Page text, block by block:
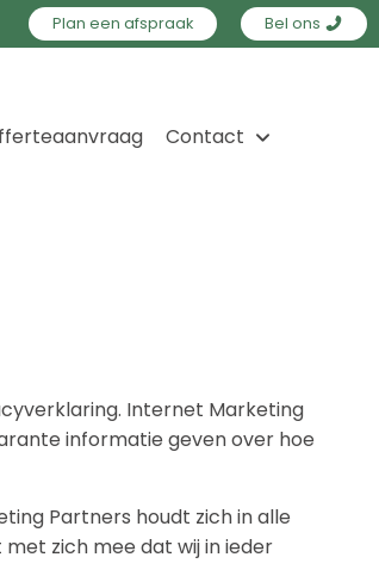
Plan een afspraak Bel ons
Contact
Internet Marketing
informatie geven over hoe
Partners houdt zich in alle
zich mee dat wij in ieder